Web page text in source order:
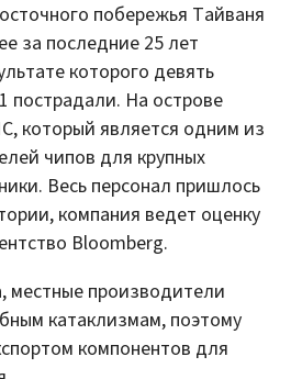
побережья Тайваня
за последние 25 лет
которого девять
пострадали. На острове
который является одним из
чипов для крупных
Весь персонал пришлось
компания ведет оценку
Bloomberg.
местные производители
катаклизмам, поэтому
компонентов для